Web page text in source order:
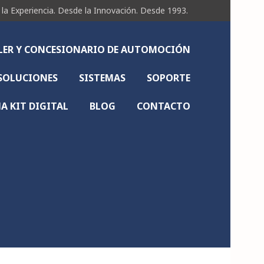
Experiencia. Desde la Innovación. Desde 1993.
Y CONCESIONARIO DE AUTOMOCIÓN
SISTEMAS SOPORTE
KIT DIGITAL BLOG CONTACTO